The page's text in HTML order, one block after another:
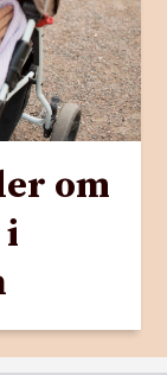
om
i